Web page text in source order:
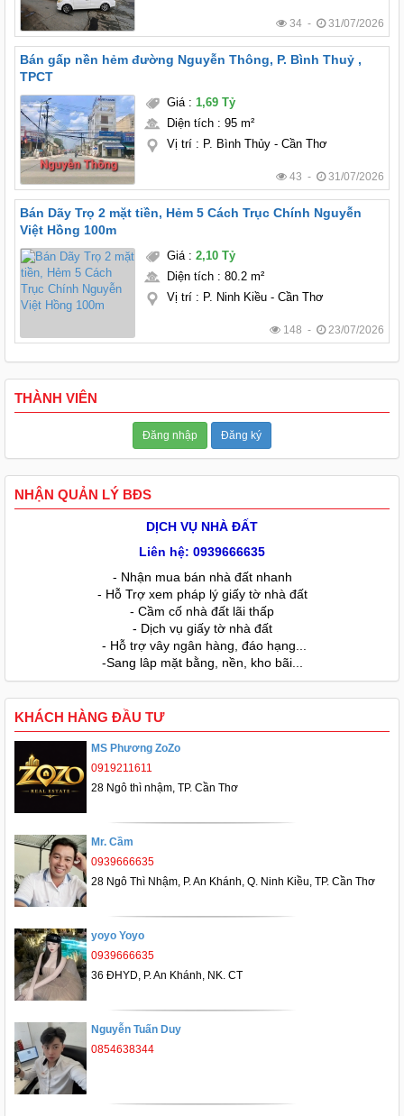
34 - 31/07/2026
Bán gấp nền hẻm đường Nguyễn Thông, P. Bình Thuỷ ,
TPCT
Giá: 1,69 Tỷ
Diện tích: 95 m²
Vị trí: P. Bình Thủy - Cần Thơ
43 - 31/07/2026
Bán Dãy Trọ 2 mặt tiền, Hẻm 5 Cách Trục Chính Nguyễn
Việt Hồng 100m
Giá: 2,10 Tỷ
Diện tích: 80.2 m²
Vị trí: P. Ninh Kiều - Cần Thơ
148 - 23/07/2026
THÀNH VIÊN
Đăng nhập Đăng ký
NHẬN QUẢN LÝ BĐS
DỊCH VỤ NHÀ ĐẤT
Liên hệ: 0939666635
- Nhận mua bán nhà đất nhanh
- Hỗ Trợ xem pháp lý giấy tờ nhà đất
- Cầm cố nhà đất lãi thấp
- Dịch vụ giấy tờ nhà đất
- Hỗ trợ vây ngân hàng, đáo hạng...
-Sang lâp mặt bằng, nền, kho bãi...
KHÁCH HÀNG ĐẦU TƯ
MS Phương ZoZo
0919211611
28 Ngô thì nhậm, TP. Cần Thơ
Mr. Cầm
0939666635
28 Ngô Thì Nhậm, P. An Khánh, Q. Ninh Kiều, TP. Cần Thơ
yoyo Yoyo
0939666635
36 ĐHYD, P. An Khánh, NK. CT
Nguyễn Tuấn Duy
0854638344